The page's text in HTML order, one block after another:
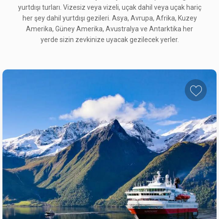
yurtdışı turları. Vizesiz veya vizeli, uçak dahil veya uçak hariç
her şey dahil yurtdışı gezileri. Asya, Avrupa, Afrika, Kuzey
Amerika, Güney Amerika, Avustralya ve Antarktika her
yerde sizin zevkinize uyacak gezilecek yerler.